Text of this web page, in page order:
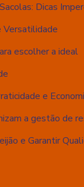
Dicas
Versatilidade
escolher a ideal
e
a gestão de
e Garantir